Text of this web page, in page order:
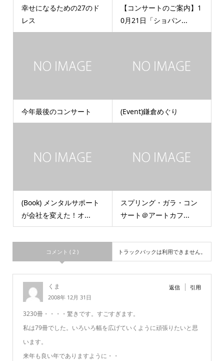
幸せになるための27のド
レス
【コンサートのご案内】1
0月21日「ショパン...
今年最後のコンサート (Event)鎌倉めぐり
(Book) メンタルサポート
が会社を変えた！オ...
スプリング・ガラ・コン
サート＠アートカフ...
コメント ( 2 ) トラックバックは利用できません。
くま
2008年 12月 31日
返信 引用
3230冊・・・・驚きです。すごすぎます。
私は79冊でした。いろいろ幅を広げていくように頑張りたいと思
います。
来年も良い年でありますように・・